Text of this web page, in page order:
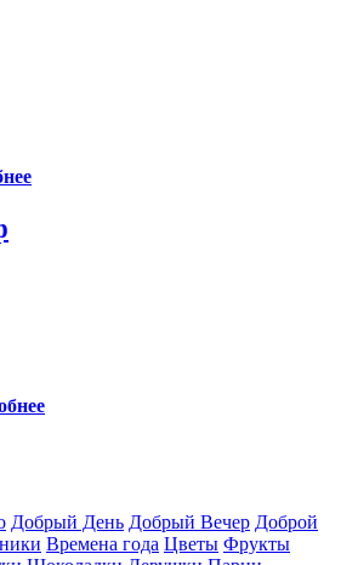
Добрый День Добрый Вечер Доброй
Времена года Цветы Фрукты